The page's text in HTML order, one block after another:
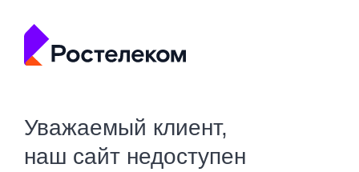
Уважаемый клиент,
наш сайт недоступен